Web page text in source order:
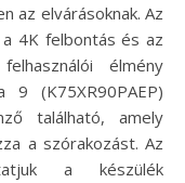
az elvárásoknak. Az
4K felbontás és az
élmény
9 (K75XR90PAEP)
található, amely
a szórakozást. Az
a készülék